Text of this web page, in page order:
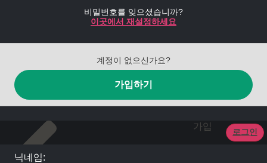
비밀번호를 잊으셨습니까?
이곳에서 재설정하세요
계정이 없으신가요?
가입하기
가입
로그인
닉네임: